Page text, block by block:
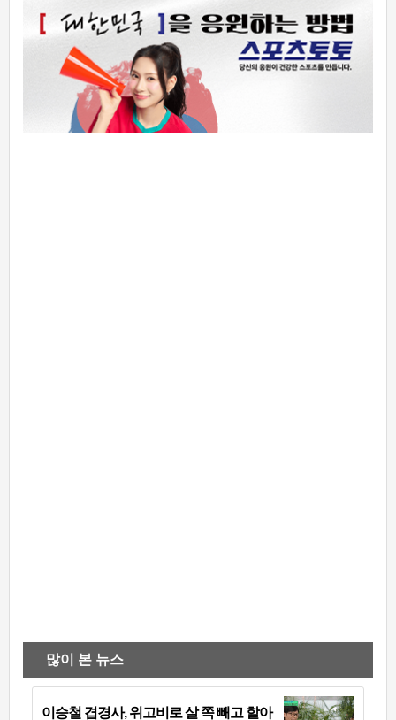
많이 본 뉴스
이승철 겹경사, 위고비로 살 쪽 빼고 할아